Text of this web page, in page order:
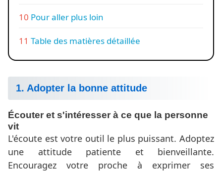
Pour aller plus loin
Table des matières détaillée
1. Adopter la bonne attitude
Écouter et s'intéresser à ce que la personne
vit
L'écoute est votre outil le plus puissant. Adoptez
une attitude patiente et bienveillante.
Encouragez votre proche à exprimer ses